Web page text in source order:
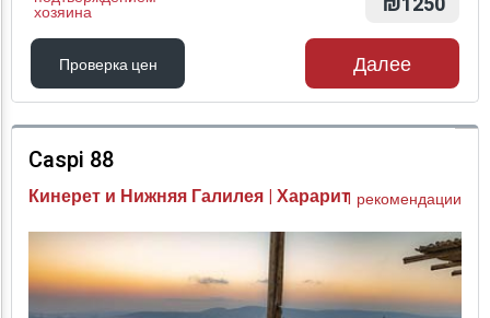
хозяина
Проверка цен
Проверка цен
Далее
Caspi 88
Кинерет и Нижняя Галилея | Харарит1 рекомендации